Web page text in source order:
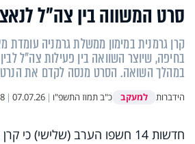
סרט המשווה בין צה"ל
קרן גרמנית במימון ממשלת גרמניה עומדת
בחיפה, שיוצר השוואה בין פעילות צה"ל
במהלך השואה. הסרט מנסה לקדם את
הידברות למעקב כ"ב תמוז התשפ"ו |
07.07.26
|
חדשות 14 חשפו הערב (שלישי) כי